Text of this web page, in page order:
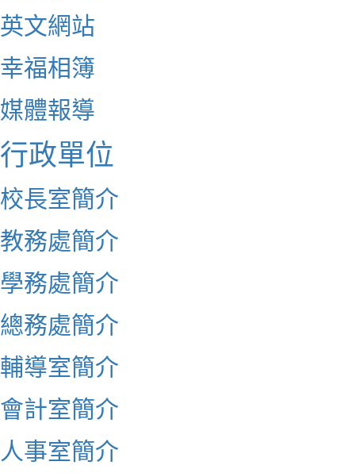
英文網站
幸福相簿
媒體報導
行政單位
校長室簡介
教務處簡介
學務處簡介
總務處簡介
輔導室簡介
會計室簡介
人事室簡介